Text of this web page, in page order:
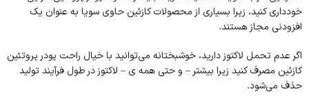
خودداری کنید، زیرا بسیاری از محصولات کازئین حاوی سویا به عنوان یک
افزودنی مجاز هستند.
اگر عدم تحمل لاکتوز دارید، خوشبختانه می‌توانید با خیال راحت پودر پروتئین
کازئین مصرف کنید زیرا بیشتر – و حتی همه ی – لاکتوز در طول فرآیند تولید
حذف می‌شود.